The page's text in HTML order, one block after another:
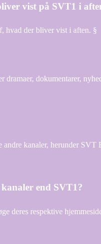
vist på SVT1 i
hvad der bliver vist i aften. §
dokumentarer,
kanaler, herunder
end SVT1?
deres respektive